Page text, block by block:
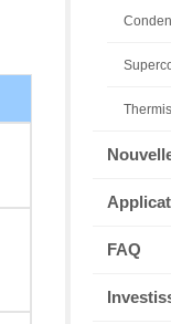
FAQ